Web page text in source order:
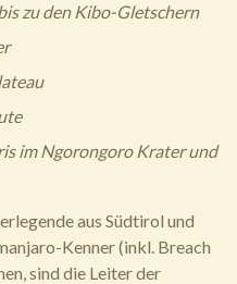
zu den Kibo-Gletschern
im Ngorongoro Krater und
aus Südtirol und
Kenner (inkl. Breach
sind die Leiter der